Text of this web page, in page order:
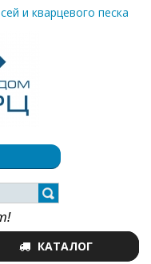
и кварцевого песка
КАТАЛОГ